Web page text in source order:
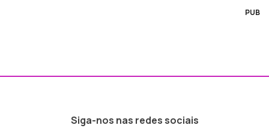
PUB
Siga-nos nas redes sociais